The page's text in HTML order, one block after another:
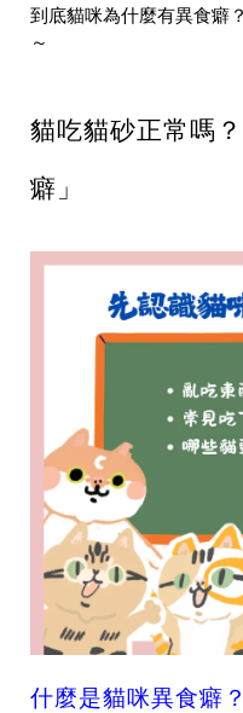
到底貓咪為什麼有異食癖
～
貓吃貓砂正常嗎
癖」
什麼是貓咪異食癖